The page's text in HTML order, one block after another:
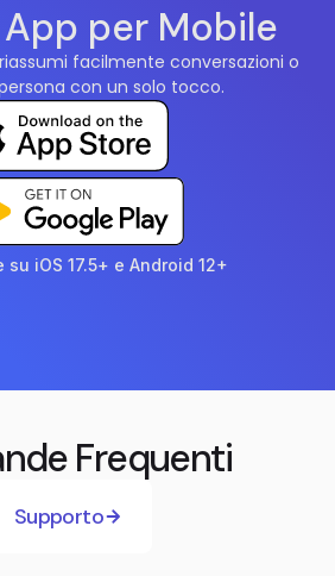
App per Mobile
facilmente conversazioni o
con un solo tocco.
iOS 17.5+ e Android 12+
Frequenti
Supporto